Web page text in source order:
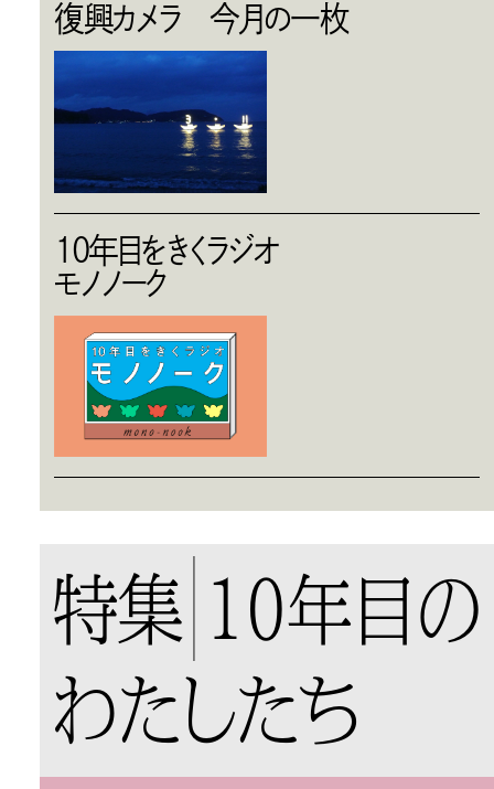
復興カメラ 今月の一枚
10年目をきくラジオ
モノノーク
特集 10年目の
わたしたち